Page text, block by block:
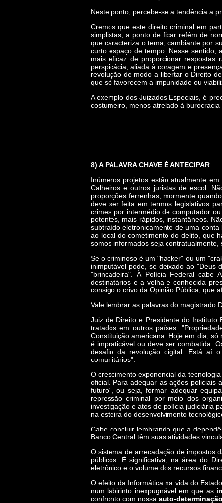
Neste ponto, percebe-se a tendência a
Cremos que este direito criminal em
simplistas, a ponto de ficar refém de
que caracteriza o tema, cambiante por
curto espaço de tempo. Nesse sentido,
mais eficaz de proporcionar respostas
perspicácia, aliada à coragem e
revolução de modo a libertar o Direito
que só favorecem a impunidade ou
A exemplo dos Juizados Especiais, é
costumeiro, menos atrelado à
8) A PALAVRA CHAVE É ANTECIPAR
Inúmeros projetos estão atualmente
Calheiros e outros juristas de escol.
proporções ferrenhas, mormente
deve ser feita em termos legislativos
crimes por intermédio de computador
potentes, mais rápidos, instantâneos.
subtraído eletronicamente de uma
ao local do cometimento do delito, que
somos informados seja contratualmente,
Se o criminoso é um "hacker" ou um
inimputável pode, se deixado ao "Deus
"brincadeira". À Polícia Federal cabe
destinatários e a velha e conhecida
consigo o crivo da Opinião Pública, que
Vale lembrar as palavras do magistrado
Juiz de Direito e Presidente do Instituto
tratados em outros países:
Constituição americana. Hoje em dia,
é impraticável ou deve ser combatida.
desafio da revolução digital. Está aí
comunitários".
O crescimento exponencial da
oficial. Para adequar as ações policiais
futuro", ou seja, formar, adequar
repressão criminal por meio dos
investigação e atos de polícia judiciária
na esteira do desenvolvimento
Cabe concluir lembrando que a
Banco Central têm suas atividades
O sistema de arrecadação de impostos
públicos. É significativa, na área do
eletrônico e o volume dos recursos
O efeito da Informática na vida do
num labirinto inexpugnável em que as
confronto com nossa auto-determinação